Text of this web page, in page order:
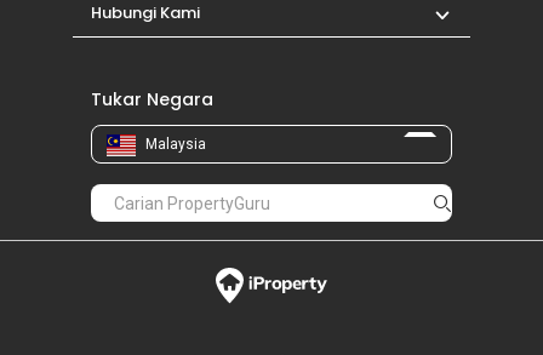
Hubungi Kami
Tukar Negara
Malaysia